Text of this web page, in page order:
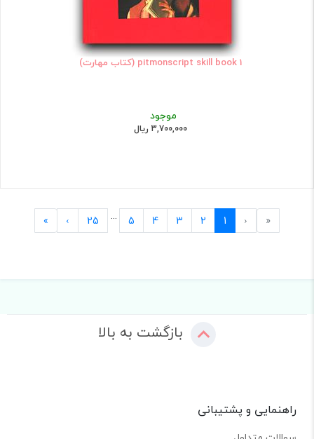
pitmonscript skill book 1 (کتاب مهارت)
موجود
3,700,000 ریال
«
First
‹
Previous
1
2
3
4
5
...
25
›
Next
»
بازگشت به بالا
راهنمایی و پشتیبانی